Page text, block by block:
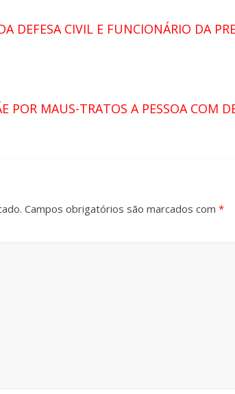
DEFESA CIVIL E FUNCIONÁRIO DA
POR MAUS-TRATOS A PESSOA COM
Campos obrigatórios são marcados com *